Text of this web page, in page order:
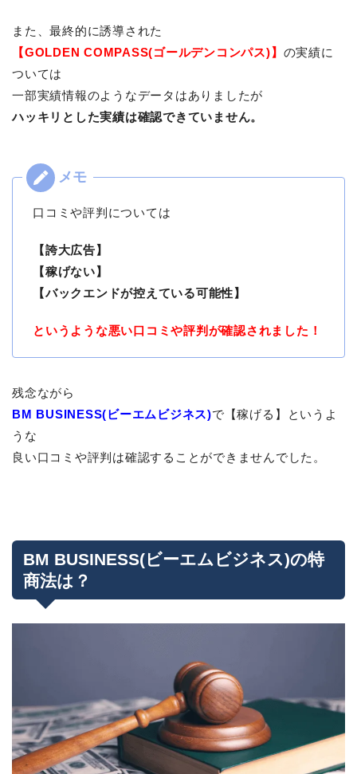
また、最終的に誘導された
【GOLDEN COMPASS(ゴールデンコンパス)】 の実績に
ついては
一部実績情報のようなデータはありましたが
ハッキリとした実績は確認できていません。
口コミや評判については
【誇大広告】
【稼げない】
【バックエンドが控えている可能性】
というような悪い口コミや評判が確認されました！
残念ながら
BM BUSINESS(ビーエムビジネス)で【稼げる】というよ
うな
良い口コミや評判は確認することができませんでした。
BM BUSINESS(ビーエムビジネス)の特
商法は？